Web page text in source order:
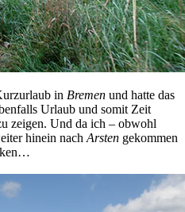
in Bremen und hatte das
Urlaub und somit Zeit
zeigen. Und da ich – obwohl
hinein nach Arsten gekommen